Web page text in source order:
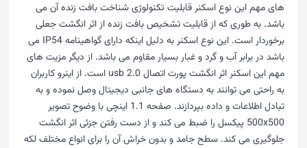
های مهم این نوع اسکنر قابلیت تکنولوژی شناخت بافت زنده آن می
باشد. به طوری که از قابلیت تشخیص بافت زنده از اثر انگشت جعلی
برخوردار است. این نوع اسکنر به دلیل اینکه دارای گواهینامه IP54 می
باشد در برابر آب و گرد و غبار بسیار مقاوم می باشد. از دیگر مزیت های
مهم این اسکنر اثر انگشت پورت اتصال usb 2.0 است. از اینرو کاربران
به راحتی می توانند به دستگاه های جانبی دیجیتال وصل نموده و به
تبادل اطلاعات و داده بپردازند. صفحه 1.1 اینچی با وضوح تصویر
500x500 پیکسل را ضبط می کند و از دست رفتن جزئی اثر انگشت
جلوگیری می کند. سطح جامد و بدون خراش آن را برای انواع مختلف لکه